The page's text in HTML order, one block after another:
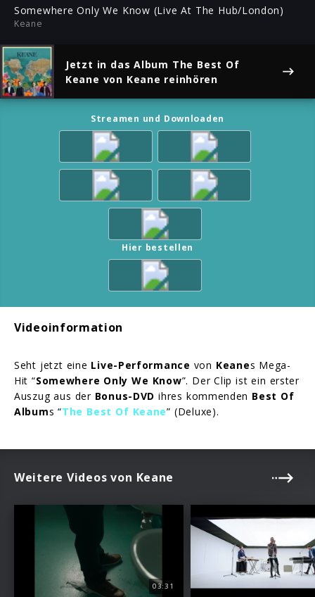
Somewhere Only We Know (Live At The Hub/London)
Keane
Jetzt in das Album The Best Of
Keane von Keane reinhören
Streamen und Downloaden
Hier bestellen
Videoinformation
Seht jetzt eine Live-Performance von Keanes Mega-
Hit “Somewhere Only We Know”. Der Clip ist ein erster
Auszug aus der Bonus-DVD ihres kommenden Best Of
Albums “The Best Of Keane” (Deluxe).
Weitere Videos von Keane
03:31